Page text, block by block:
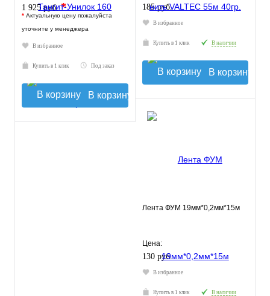
1 925 руб.*
* Актуальную цену пожалуйста
уточните у менеджера
В избранное
Купить в 1 клик Под заказ
В корзину
185 руб.
В избранное
Купить в 1 клик В наличии
В корзину
Лента ФУМ 19мм*0,2мм*15м
Цена:
130 руб.
В избранное
Купить в 1 клик В наличии